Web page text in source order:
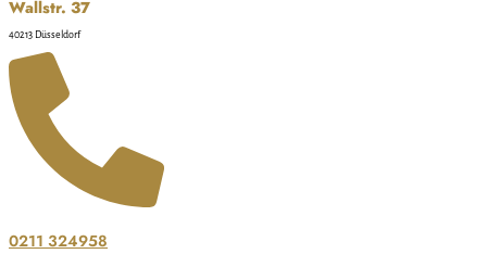
Wallstr. 37
40213 Düsseldorf
0211 324958